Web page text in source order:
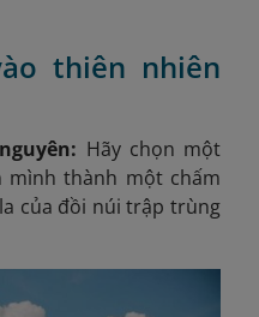
thiên nhiên
Hãy chọn một
mình thành một chấm
của đồi núi trập trùng